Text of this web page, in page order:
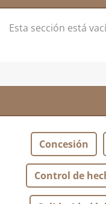
Esta sección está
Concesión
Control de